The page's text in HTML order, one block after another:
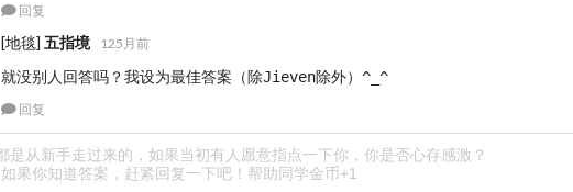
回复
[地毯] 五指境 125月前
就没别人回答吗？我设为最佳答案（除Jieven除外）^_^
回复